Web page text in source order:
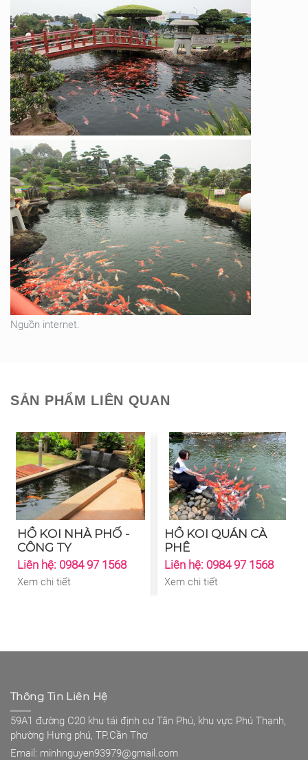
Nguồn internet.
SẢN PHẨM LIÊN QUAN
HỒ KOI NHÀ PHỐ -
CÔNG TY
Liên hệ: 0984 97 1568
Xem chi tiết
HỒ KOI QUÁN CÀ
PHÊ
Liên hệ: 0984 97 1568
Xem chi tiết
Thông Tin Liên Hệ
59A1 đường C20 khu tái định cư Tân Phú, khu vực Phú Thạnh,
phường Hưng phú, TP.Cần Thơ
Email: minhnguyen93979@gmail.com